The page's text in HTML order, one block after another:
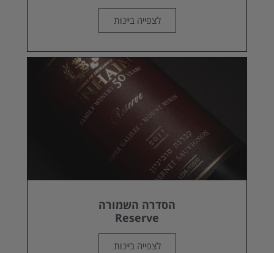
לצפייה ביינות
הסדרה השמורה
Reserve
לצפייה ביינות